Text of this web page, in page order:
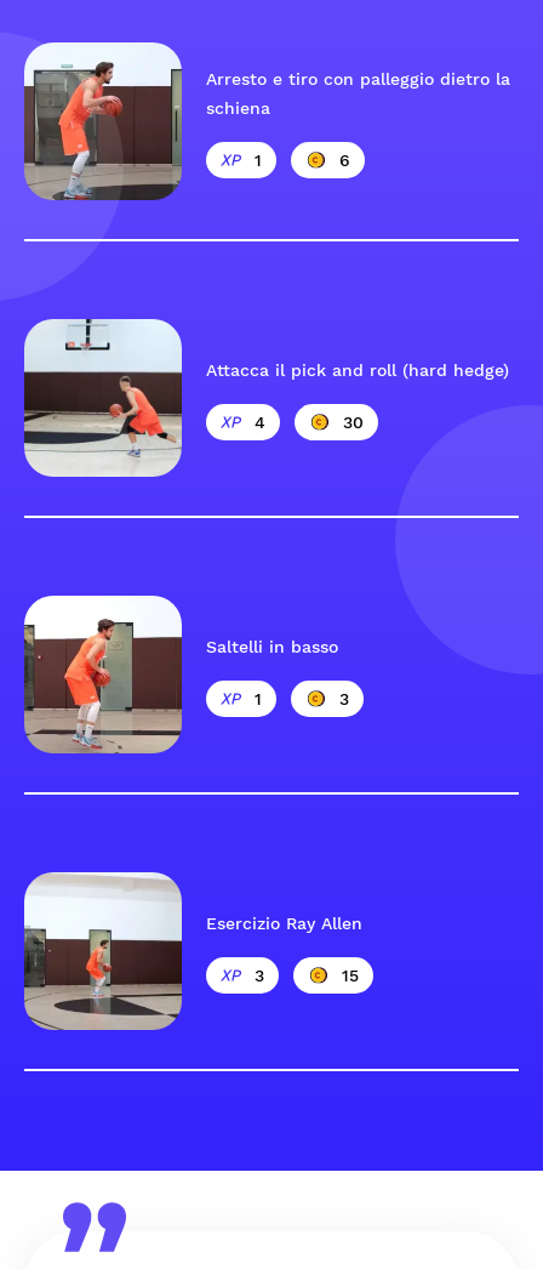
Arresto e tiro con palleggio dietro la
schiena
1 6
Attacca il pick and roll (hard hedge)
4 30
Saltelli in basso
1 3
Esercizio Ray Allen
3 15